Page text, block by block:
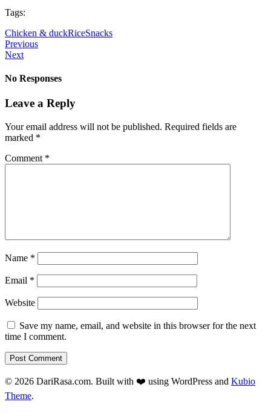
Tags:
Chicken & duckRiceSnacks
Previous
Next
No Responses
Leave a Reply
Your email address will not be published. Required fields are
marked *
Comment *
Name *
Email *
Website
Save my name, email, and website in this browser for the next
time I comment.
© 2026 DariRasa.com. Built with ❤️ using WordPress and Kubio
Theme.